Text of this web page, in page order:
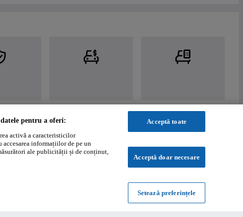
Powered by:
pentru a oferi:
activă a caracteristicilor
informațiilor de pe un
ale publicității și de conținut,
Acceptă toate
Acceptă doar necesare
Setează preferințele